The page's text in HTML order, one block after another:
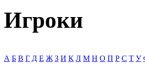
Игроки
А Б В Г Д Е Ж З И К Л М Н О П Р С Т У